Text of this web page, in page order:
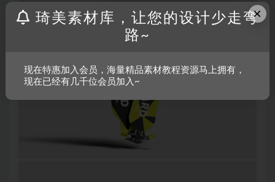
×
琦美素材库，让您的设计少走弯
路~
现在特惠加入会员，海量精品素材教程资源马上拥有，
现在已经有几千位会员加入~